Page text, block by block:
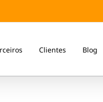
Clientes Blog